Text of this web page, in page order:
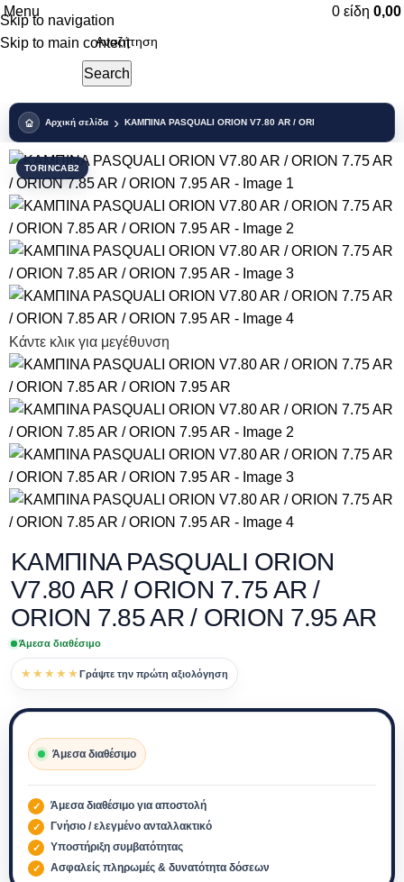
Skip to navigation
Skip to main content
Menu 0 είδη 0,00
Search
Αρχική σελίδα ΚΑΜΠΙΝΑ PASQUALI ORION V7.80 AR / ORION 7.75 AR /
TORINCAB2
Κάντε κλικ για μεγέθυνση
ΚΑΜΠΙΝΑ PASQUALI ORION
V7.80 AR / ORION 7.75 AR /
ORION 7.85 AR / ORION 7.95 AR
Άμεσα διαθέσιμο
★★★★★Γράψτε την πρώτη αξιολόγηση
Άμεσα διαθέσιμο
Άμεσα διαθέσιμο για αποστολή
Γνήσιο / ελεγμένο ανταλλακτικό
Υποστήριξη συμβατότητας
Ασφαλείς πληρωμές & δυνατότητα δόσεων